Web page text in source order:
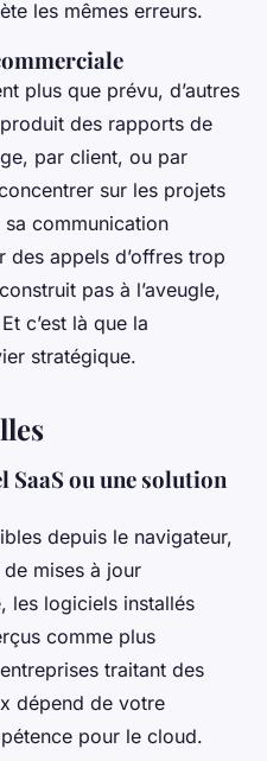
les mêmes erreurs.
plus que prévu, d’autres
des rapports de
par client, ou par
sur les projets
sa communication
appels d’offres trop
pas à l’aveugle,
c’est là que la
stratégique.
ou une solution
depuis le navigateur,
mises à jour
les logiciels installés
comme plus
traitant des
dépend de votre
pour le cloud.